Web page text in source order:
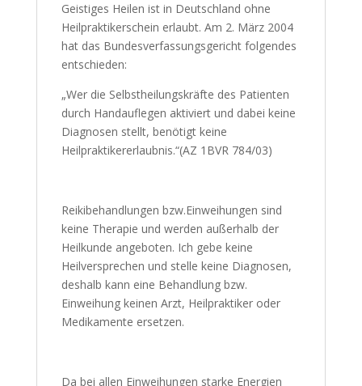
Geistiges Heilen ist in Deutschland ohne
Heilpraktikerschein erlaubt. Am 2. März 2004
hat das Bundesverfassungsgericht folgendes
entschieden:
„Wer die Selbstheilungskräfte des Patienten
durch Handauflegen aktiviert und dabei keine
Diagnosen stellt, benötigt keine
Heilpraktikererlaubnis.“(AZ 1BVR 784/03)
Reikibehandlungen bzw.Einweihungen sind
keine Therapie und werden außerhalb der
Heilkunde angeboten. Ich gebe keine
Heilversprechen und stelle keine Diagnosen,
deshalb kann eine Behandlung bzw.
Einweihung keinen Arzt, Heilpraktiker oder
Medikamente ersetzen.
Da bei allen Einweihungen starke Energien